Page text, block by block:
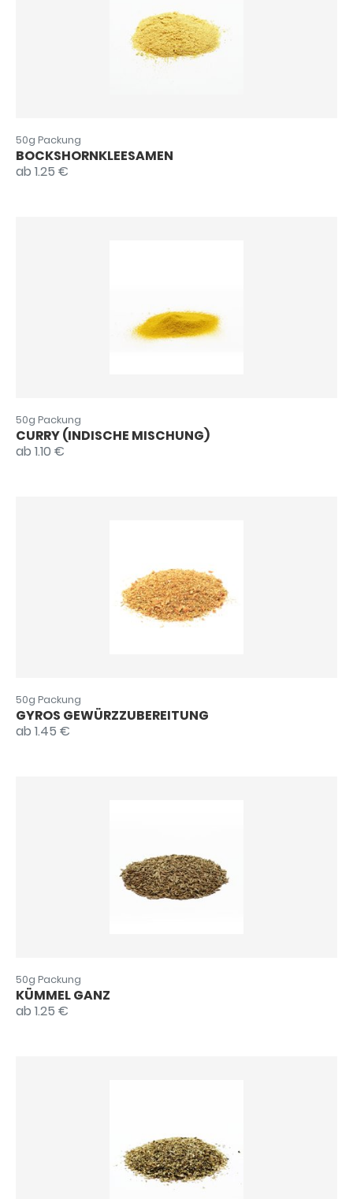
50g Packung
BOCKSHORNKLEESAMEN
ab 1.25 €
50g Packung
CURRY (INDISCHE MISCHUNG)
ab 1.10 €
50g Packung
GYROS GEWÜRZZUBEREITUNG
ab 1.45 €
50g Packung
KÜMMEL GANZ
ab 1.25 €